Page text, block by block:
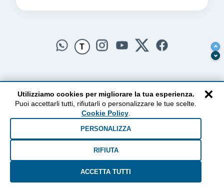
T
AlzogliOcchiversoilCielo
Dal 2010 ad oggi • Testi e pensieri tra terra e cielo
×
Utilizziamo cookies per migliorare la tua esperienza.
Puoi accettarli tutti, rifiutarli o personalizzare le tue scelte.
Cookie Policy.
PERSONALIZZA
RIFIUTA
ACCETTA TUTTI